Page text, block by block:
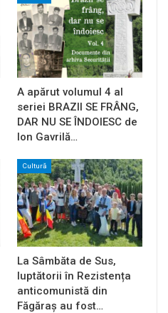
A apărut volumul 4 al
seriei BRAZII SE FRÂNG,
DAR NU SE ÎNDOIESC de
Ion Gavrilă…
Cultură
La Sâmbăta de Sus,
luptătorii în Rezistența
anticomunistă din
Făgăraș au fost…